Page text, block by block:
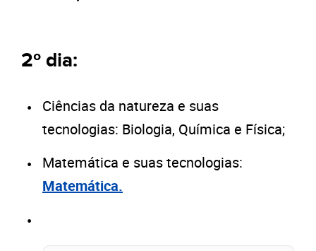
2º dia:
Ciências da natureza e suas
tecnologias: Biologia, Química e Física;
Matemática e suas tecnologias:
Matemática.